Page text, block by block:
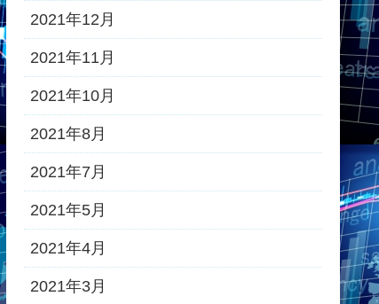
2021年12月
2021年11月
2021年10月
2021年8月
2021年7月
2021年5月
2021年4月
2021年3月